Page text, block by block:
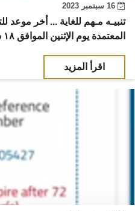
تنبيـه مـهم للغاية ... أخر موعد
المعتمدة يوم الإثنين الموافق ١٨ سبتمبر ٢٠٢٣
اقرأ المزيد